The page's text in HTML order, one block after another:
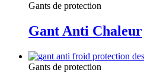
Gants de protection
Gant Anti Chaleur
Gants de protection